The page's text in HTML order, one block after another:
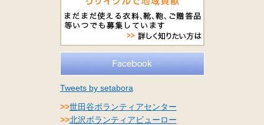
Tweets by setabora
>>世田谷ボランティアセンター
>>北沢ボランティアビューロー